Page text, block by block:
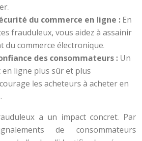
du commerce en ligne : En
frauduleux, vous aidez à assainir
du commerce électronique.
des consommateurs : Un
ligne plus sûr et plus
les acheteurs à acheter en
a un impact concret. Par
de consommateurs